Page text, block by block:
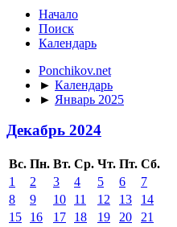
Начало
Поиск
Календарь
Ponchikov.net
► Календарь
► Январь 2025
Декабрь 2024
Вс. Пн. Вт. Ср. Чт. Пт. Сб.
1
2 3 4 5 6
7
8
9 10 11 12 13
14
15
16 17 18 19 20
21